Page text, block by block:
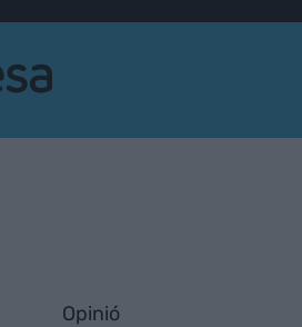
Opinió